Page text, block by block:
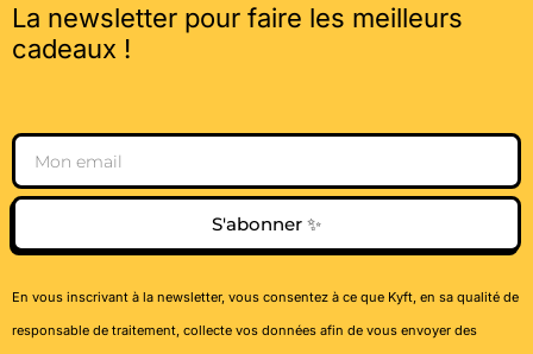
La newsletter pour faire les meilleurs
cadeaux !
Email
S'abonner ✨
En vous inscrivant à la newsletter, vous consentez à ce que Kyft, en sa qualité de
responsable de traitement, collecte vos données afin de vous envoyer des